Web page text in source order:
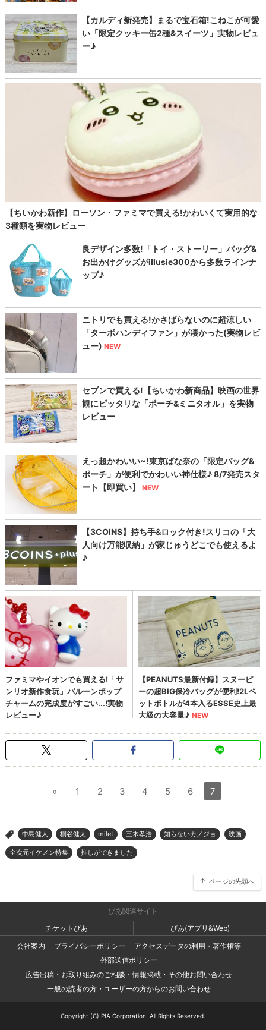
« 1 2 3 4 5 6 7
> 中島健人 桐谷健太 milet 三木孝浩 知らないカノジョ 映画
全次元イケメン特集 推しができました
ページの先頭へ
ぴあ関連サイト
チケットぴあ
ぴあ(アプリ&Web)
会社案内
プライバシーポリシー
アクセスデータの利用・著作権等
外部送信ポリシー
広告出稿・お取り組みのご相談・情報掲載・その他お問い合わせ
一般の読者の方・ユーザーの方からのお問い合わせ
Copyright (C) PIA Corporation. All Rights Reserved.